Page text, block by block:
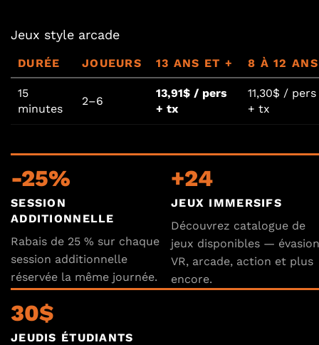
Jeux style arcade
DURÉE JOUEURS 13 ANS ET + 8 À 12 ANS
15
minutes
2–6
13,91$ / pers
+ tx
11,30$ / pers
+ tx
-25%
SESSION
ADDITIONNELLE
Rabais de 25 % sur chaque
session additionnelle
réservée la même journée.
+24
JEUX IMMERSIFS
Découvrez catalogue de
jeux disponibles —
VR, arcade, action et plus
encore.
30$
JEUDIS ÉTUDIANTS